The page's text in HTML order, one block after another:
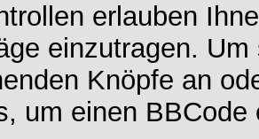
erlauben
einzutragen.
Knöpfe an
um einen BBCode